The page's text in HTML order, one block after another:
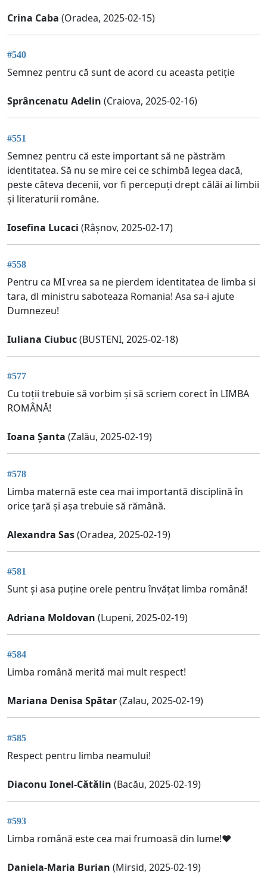
Crina Caba (Oradea, 2025-02-15)
#540
Semnez pentru că sunt de acord cu aceasta petiție
Sprâncenatu Adelin (Craiova, 2025-02-16)
#551
Semnez pentru că este important să ne păstrăm
identitatea. Să nu se mire cei ce schimbă legea dacă,
peste câteva decenii, vor fi percepuți drept călăi ai limbii
și literaturii române.
Iosefina Lucaci (Râșnov, 2025-02-17)
#558
Pentru ca MI vrea sa ne pierdem identitatea de limba si
tara, dl ministru saboteaza Romania! Asa sa-i ajute
Dumnezeu!
Iuliana Ciubuc(BUSTENI, 2025-02-18)
#577
Cu toții trebuie să vorbim și să scriem corect în LIMBA
ROMÂNĂ!
Ioana Șanta (Zalău, 2025-02-19)
#578
Limba maternă este cea mai importantă disciplină în
orice țară și așa trebuie să rămână.
Alexandra Sas(Oradea, 2025-02-19)
#581
Sunt și asa puține orele pentru învățat limba română!
Adriana Moldovan (Lupeni, 2025-02-19)
#584
Limba română merită mai mult respect!
Mariana Denisa Spătar(Zalau, 2025-02-19)
#585
Respect pentru limba neamului!
Diaconu Ionel-Cătălin (Bacău, 2025-02-19)
#593
Limba română este cea mai frumoasă din lume!❤️
Daniela-Maria Burian (Mirsid, 2025-02-19)